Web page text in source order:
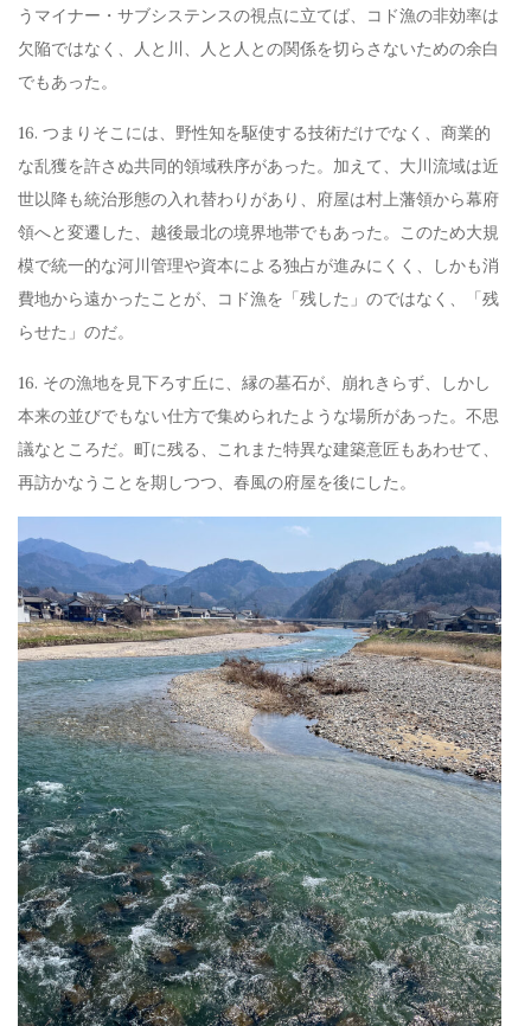
うマイナー・サブシステンスの視点に立てば、コド漁の非効率は
欠陥ではなく、人と川、人と人との関係を切らさないための余白
でもあった。
16. つまりそこには、野性知を駆使する技術だけでなく、商業的
な乱獲を許さぬ共同的領域秩序があった。加えて、大川流域は近
世以降も統治形態の入れ替わりがあり、府屋は村上藩領から幕府
領へと変遷した、越後最北の境界地帯でもあった。このため大規
模で統一的な河川管理や資本による独占が進みにくく、しかも消
費地から遠かったことが、コド漁を「残した」のではなく、「残
らせた」のだ。
16. その漁地を見下ろす丘に、縁の墓石が、崩れきらず、しかし
本来の並びでもない仕方で集められたような場所があった。不思
議なところだ。町に残る、これまた特異な建築意匠もあわせて、
再訪かなうことを期しつつ、春風の府屋を後にした。